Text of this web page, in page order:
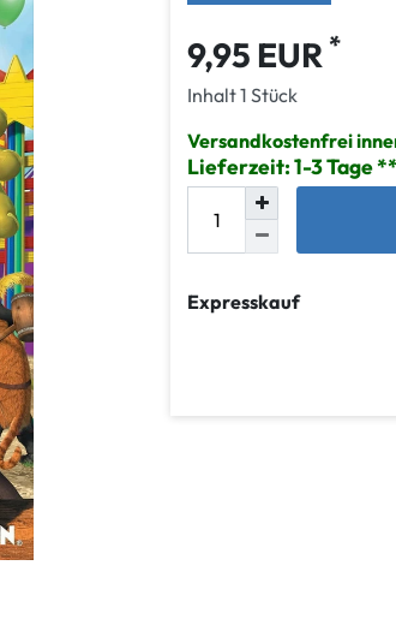
9,95 EUR *
Inhalt1 Stück
Versandkostenfrei
Lieferzeit: 1-3 Tage
Expresskauf